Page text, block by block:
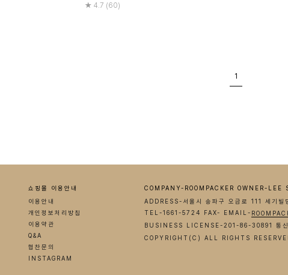
4.7 (60)
1
쇼핑몰 이용안내
이용안내
개인정보처리방침
이용약관
Q&A
협찬문의
INSTAGRAM
COMPANY-ROOMPACKER OWNER-LEE
ADDRESS-서울시 송파구 오금로 111 세기빌
TEL-1661-5724 FAX- EMAIL-
BUSINESS LICENSE-201-86-30891 통신
COPYRIGHT(C) ALL RIGHTS